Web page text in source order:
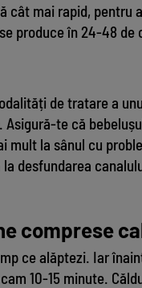
cât mai rapid, pentru
produce în 24-48 de
de tratare a
te că
mult la sânul cu
desfundarea
comprese
ce alăptezi. Iar
10-15 minute.